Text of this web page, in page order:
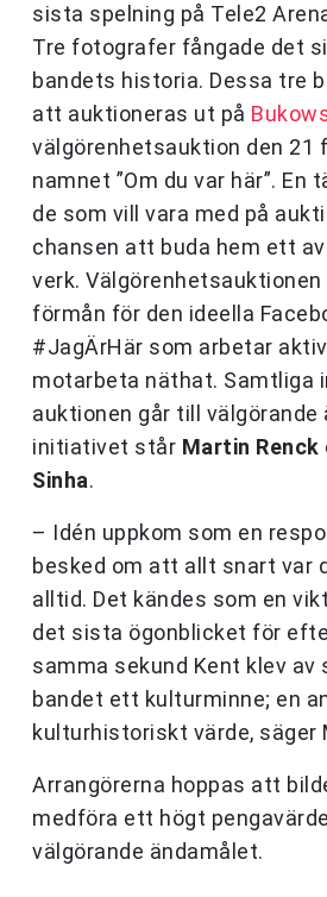
sista spelning på Tele2
Tre fotografer fångade det
bandets historia. Dessa tre
att auktioneras ut på
välgörenhetsauktion den 21
namnet ”Om du var här”. En
de som vill vara med på
chansen att buda hem ett
verk. Välgörenhetsauktionen
förmån för den ideella
#JagÄrHär som arbetar
motarbeta näthat. Samtliga
auktionen går till välgörande
initiativet står Martin Renck
Sinha.
– Idén uppkom som en
besked om att allt snart var
alltid. Det kändes som en
det sista ögonblicket för
samma sekund Kent klev av
bandet ett kulturminne; en
kulturhistoriskt värde, säger
Arrangörerna hoppas att
medföra ett högt
välgörande ändamålet.